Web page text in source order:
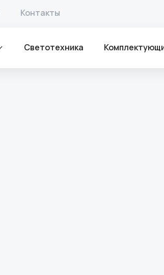
Контакты
Светотехника